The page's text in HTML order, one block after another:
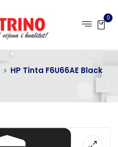
0
HP Tinta F6U66AE Black